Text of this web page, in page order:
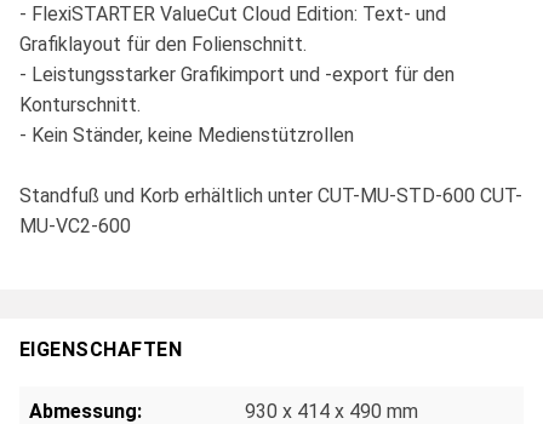
- FlexiSTARTER ValueCut Cloud Edition: Text- und
Grafiklayout für den Folienschnitt.
- Leistungsstarker Grafikimport und -export für den
Konturschnitt.
- Kein Ständer, keine Medienstützrollen
Standfuß und Korb erhältlich unter CUT-MU-STD-600 CUT-
MU-VC2-600
EIGENSCHAFTEN
Abmessung: 930 x 414 x 490 mm